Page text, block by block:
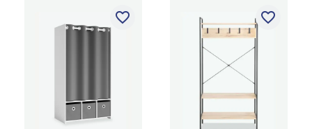
favorite_border favorite_border